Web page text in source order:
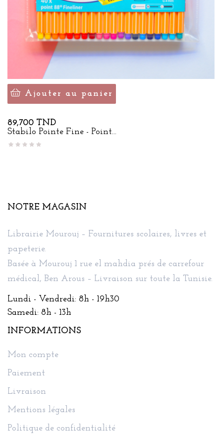
Ajouter au panier
Prix
89,700 TND
Stabilo Pointe Fine - Point...
NOTRE MAGASIN
Librairie Mourouj – Fournitures scolaires, livres et
papeterie.
Basée à Mourouj 1 rue el mahdia prés de carrefour
médical, Ben Arous – Livraison sur toute la Tunisie.
Lundi - Vendredi: 8h - 19h30
Samedi: 8h - 13h
INFORMATIONS
Mon compte
Paiement
Livraison
Mentions légales
Politique de confidentialité